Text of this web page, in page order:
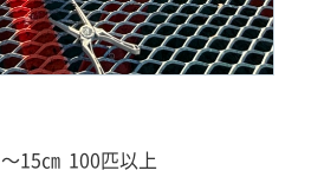
～15㎝ 100匹以上